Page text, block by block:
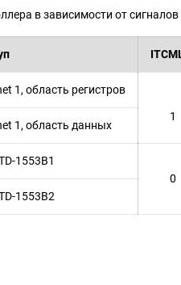
в зависимости от сигналов
1, область регистров
1
1, область данных
1553B1
0
1553B2